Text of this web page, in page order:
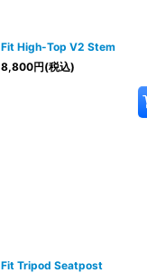
Fit High-Top V2 Stem
8,800円(税込)
Fit Tripod Seatpost